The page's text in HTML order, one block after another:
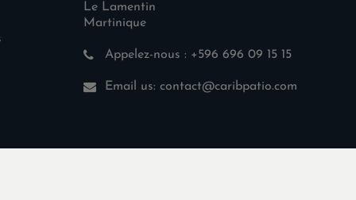
Le Lamentin
Martinique
Appelez-nous : +596 696 09 15 15
Email us: contact@caribpatio.com